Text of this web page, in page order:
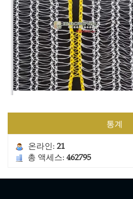
통계
온라인: 21
총 액세스: 462795